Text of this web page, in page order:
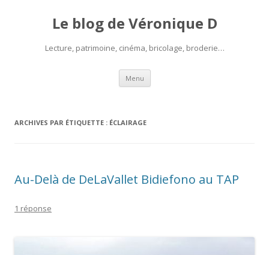
Le blog de Véronique D
Lecture, patrimoine, cinéma, bricolage, broderie…
Menu Aller
contenu
ARCHIVES PAR ÉTIQUETTE : ÉCLAIRAGE
Au-Delà de DeLaVallet Bidiefono au TAP
1 réponse